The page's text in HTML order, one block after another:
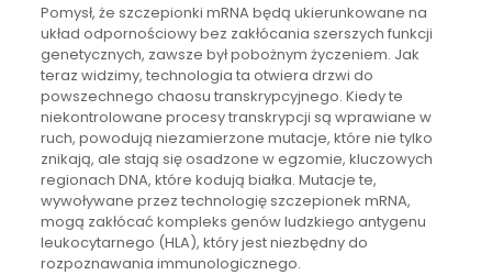
Pomysł, że szczepionki mRNA będą ukierunkowane na
układ odpornościowy bez zakłócania szerszych funkcji
genetycznych, zawsze był pobożnym życzeniem. Jak
teraz widzimy, technologia ta otwiera drzwi do
powszechnego chaosu transkrypcyjnego. Kiedy te
niekontrolowane procesy transkrypcji są wprawiane w
ruch, powodują niezamierzone mutacje, które nie tylko
znikają, ale stają się osadzone w egzomie, kluczowych
regionach DNA, które kodują białka. Mutacje te,
wywoływane przez technologię szczepionek mRNA,
mogą zakłócać kompleks genów ludzkiego antygenu
leukocytarnego (HLA), który jest niezbędny do
rozpoznawania immunologicznego.